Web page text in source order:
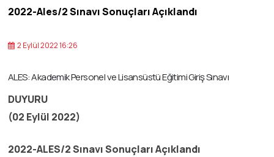
2022-Ales/2 Sınavı Sonuçları Açıklandı
2 Eylül 2022 16:26
ALES: Akademik Personel ve Lisansüstü Eğitimi Giriş Sınavı
DUYURU
(02 Eylül 2022)
2022-ALES/2 Sınavı Sonuçları Açıklandı